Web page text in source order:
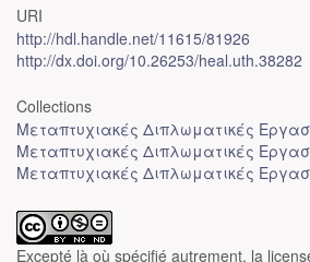
URI
http://hdl.handle.net/11615/81926
http://dx.doi.org/10.26253/heal.uth.38282
Collections
Μεταπτυχιακές Διπλωματικές
Μεταπτυχιακές Διπλωματικές
Μεταπτυχιακές Διπλωματικές
Excepté là où spécifié autrement, la